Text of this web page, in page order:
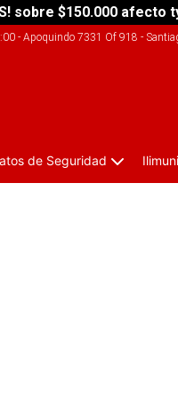
sobre $150.000
- Apoquindo 7331 Of 918 -
de Seguridad